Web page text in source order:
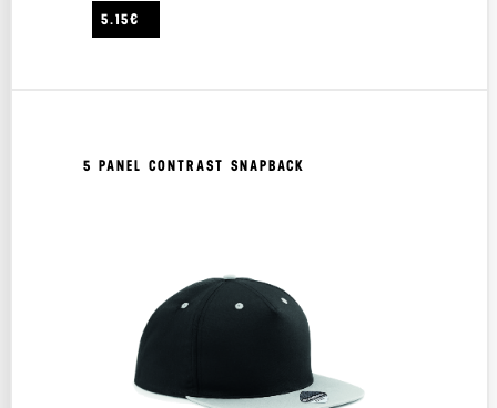
5.15€
5 PANEL CONTRAST SNAPBACK